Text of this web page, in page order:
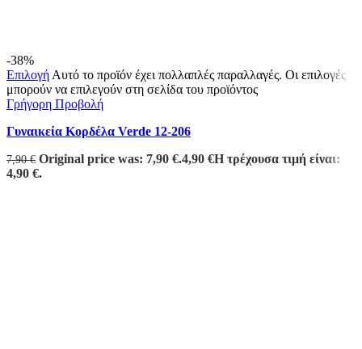
-38%
Επιλογή Αυτό το προϊόν έχει πολλαπλές παραλλαγές. Οι επιλογές
μπορούν να επιλεγούν στη σελίδα του προϊόντος
Γρήγορη Προβολή
Γυναικεία Κορδέλα Verde 12-206
7,90€ Original price was: 7,90 €.4,90 €Η τρέχουσα τιμή είναι:
4,90 €.